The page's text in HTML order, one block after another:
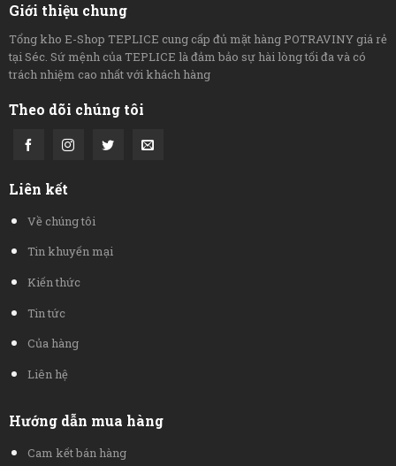
Giới thiệu chung
Tổng kho E-Shop TEPLICE cung cấp đủ mặt hàng POTRAVINY giá rẻ
tại Séc. Sứ mệnh của TEPLICE là đảm bảo sự hài lòng tối đa và có
trách nhiệm cao nhất với khách hàng
Theo dõi chúng tôi
Liên kết
Về chúng tôi
Tin khuyến mại
Kiến thức
Tin tức
Của hàng
Liên hệ
Hướng dẫn mua hàng
Cam kết bán hàng